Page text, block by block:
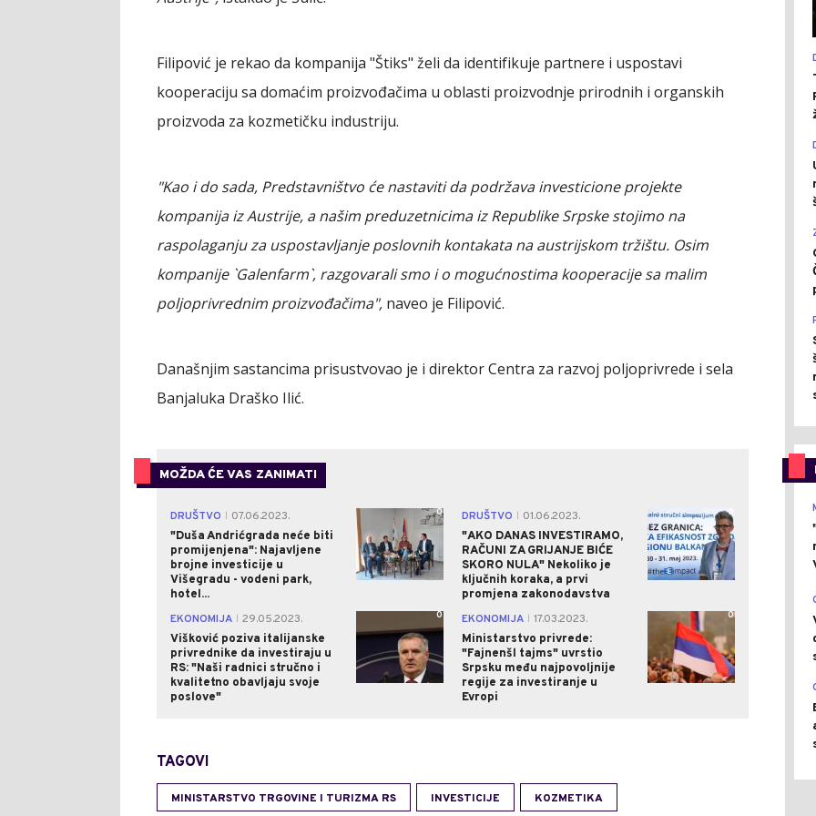
Filipović je rekao da kompanija "Štiks" želi da identifikuje partnere i uspostavi
kooperaciju sa domaćim proizvođačima u oblasti proizvodnje prirodnih i organskih
proizvoda za kozmetičku industriju.
"Kao i do sada, Predstavništvo će nastaviti da podržava investicione projekte
kompanija iz Austrije, a našim preduzetnicima iz Republike Srpske stojimo na
raspolaganju za uspostavljanje poslovnih kontakata na austrijskom tržištu. Osim
kompanije `Galenfarm`, razgovarali smo i o mogućnostima kooperacije sa malim
poljoprivrednim proizvođačima", naveo je Filipović.
Današnjim sastancima prisustvovao je i direktor Centra za razvoj poljoprivrede i sela
Banjaluka Draško Ilić.
MOŽDA ĆE VAS ZANIMATI
DRUŠTVO
07.06.2023.
"Duša Andrićgrada neće biti
promijenjena": Najavljene
brojne investicije u
Višegradu - vodeni park,
hotel...
0 DRUŠTVO
01.06.2023.
"AKO DANAS INVESTIRAMO,
RAČUNI ZA GRIJANJE BIĆE
SKORO NULA" Nekoliko je
ključnih koraka, a prvi
promjena zakonodavstva
0
EKONOMIJA
29.05.2023.
Višković poziva italijanske
privrednike da investiraju u
RS: "Naši radnici stručno i
kvalitetno obavljaju svoje
poslove"
0 EKONOMIJA
17.03.2023.
Ministarstvo privrede:
"Fajnenšl tajms" uvrstio
Srpsku među najpovoljnije
regije za investiranje u
Evropi
0
TAGOVI
MINISTARSTVO TRGOVINE I TURIZMA RS INVESTICIJE KOZMETIKA